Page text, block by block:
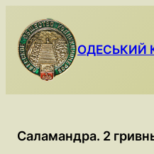
content
ОДЕСЬКИЙ
Саламандра. 2